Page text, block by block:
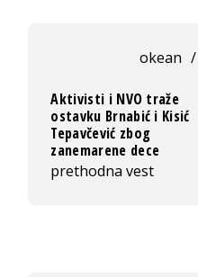
okean /
Aktivisti i NVO traže
ostavku Brnabić i Kisić
Tepavčević zbog
zanemarene dece
prethodna vest